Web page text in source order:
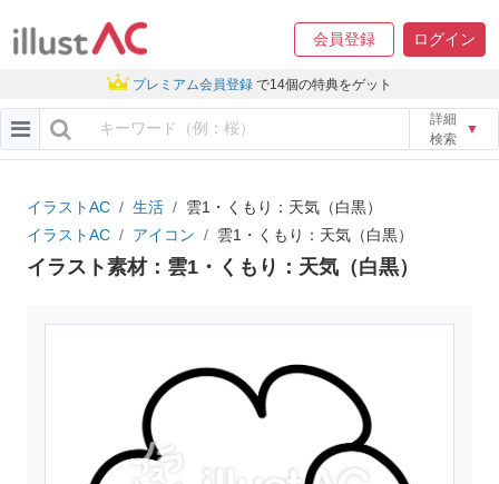
会員登録 ログイン
プレミアム会員登録 で14個の特典をゲット
詳細
検索
▼
イラストAC 生活
雲1・くもり：天気（白黒）
イラストAC
アイコン 雲1・くもり：天気（白黒）
イラスト素材：雲1・くもり：天気（白黒）